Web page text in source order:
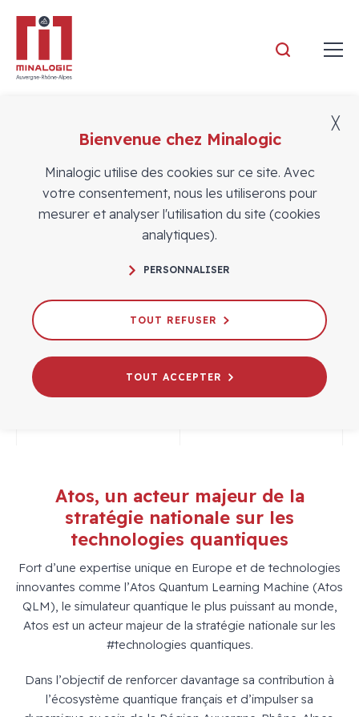
Vidéos
nationale sur les technologies
quantiques
23/11/2021
Atos, un acteur majeur de la
stratégie nationale sur les
technologies quantiques
Fort d’une expertise unique en Europe et de technologies
innovantes comme l’Atos Quantum Learning Machine (Atos
QLM), le simulateur quantique le plus puissant au monde,
Atos est un acteur majeur de la stratégie nationale sur les
#technologies quantiques.
Dans l’objectif de renforcer davantage sa contribution à
l’écosystème quantique français et d’impulser sa
Bienvenue chez Minalogic
Minalogic utilise des cookies sur ce site. Avec
votre consentement, nous les utiliserons pour
mesurer et analyser l'utilisation du site (cookies
analytiques).
PERSONNALISER
TOUT REFUSER
TOUT ACCEPTER
╳